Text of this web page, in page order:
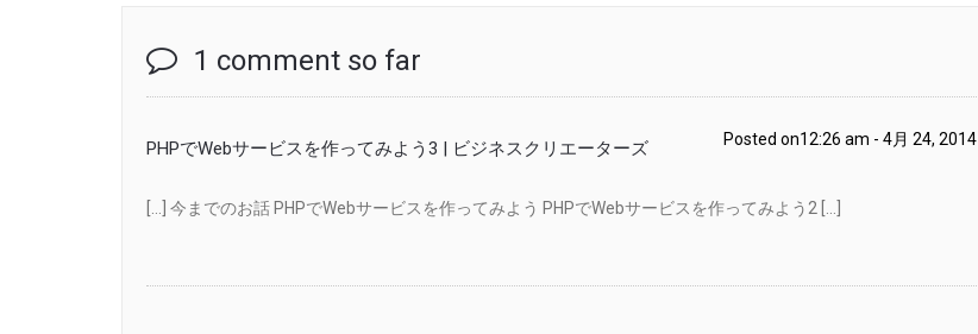
1 comment so far
PHPでWebサービスを作ってみよう3 | ビジネスクリエーターズ Posted on12:26 am - 4月 24, 2014
[…] 今までのお話 PHPでWebサービスを作ってみよう PHPでWebサービスを作ってみよう2 […]